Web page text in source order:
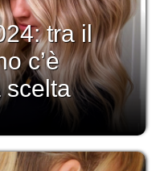
tra il
c’è
scelta